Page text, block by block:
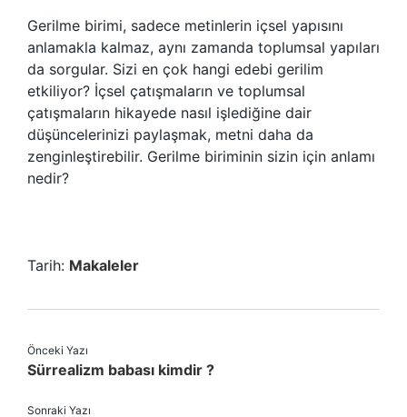
Gerilme birimi, sadece metinlerin içsel yapısını
anlamakla kalmaz, aynı zamanda toplumsal yapıları
da sorgular. Sizi en çok hangi edebi gerilim
etkiliyor? İçsel çatışmaların ve toplumsal
çatışmaların hikayede nasıl işlediğine dair
düşüncelerinizi paylaşmak, metni daha da
zenginleştirebilir. Gerilme biriminin sizin için anlamı
nedir?
Tarih: Makaleler
Önceki Yazı
Sürrealizm babası kimdir ?
Sonraki Yazı